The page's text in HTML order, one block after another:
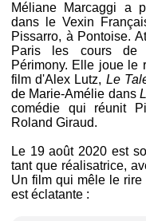
Méliane Marcaggi a
dans le Vexin
Pissarro, à Pontoise.
Paris les cours de
Périmony. Elle joue le
film d'Alex Lutz, Le
de Marie-Amélie dans
comédie qui réunit
Roland Giraud.
Le 19 août 2020 est
tant que réalisatrice,
Un film qui mêle le
est éclatante :